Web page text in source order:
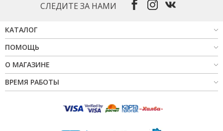
СЛЕДИТЕ ЗА НАМИ
КАТАЛОГ
ПОМОЩЬ
О МАГАЗИНЕ
ВРЕМЯ РАБОТЫ